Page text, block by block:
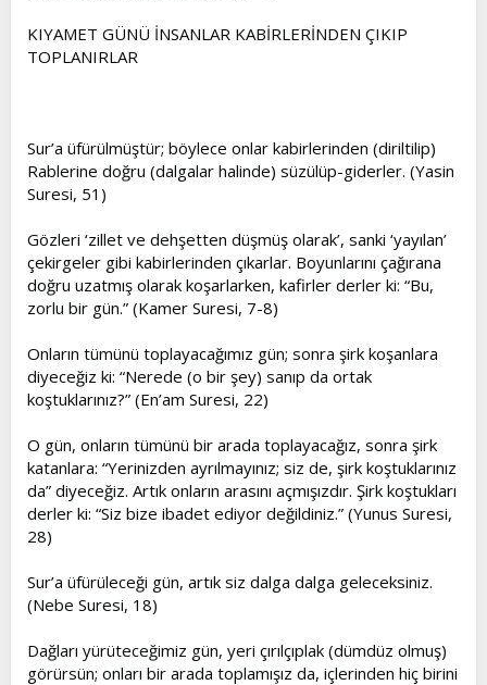
KIYAMET GÜNÜ İNSANLAR KABİRLERİNDEN ÇIKIP
TOPLANIRLAR
Sur’a üfürülmüştür; böylece onlar kabirlerinden (diriltilip)
Rablerine doğru (dalgalar halinde) süzülüp-giderler. (Yasin
Suresi, 51)
Gözleri ‘zillet ve dehşetten düşmüş olarak’, sanki ‘yayılan’
çekirgeler gibi kabirlerinden çıkarlar. Boyunlarını çağırana
doğru uzatmış olarak koşarlarken, kafirler derler ki: “Bu,
zorlu bir gün.” (Kamer Suresi, 7-8)
Onların tümünü toplayacağımız gün; sonra şirk koşanlara
diyeceğiz ki: “Nerede (o bir şey) sanıp da ortak
koştuklarınız?” (En’am Suresi, 22)
O gün, onların tümünü bir arada toplayacağız, sonra şirk
katanlara: “Yerinizden ayrılmayınız; siz de, şirk koştuklarınız
da” diyeceğiz. Artık onların arasını açmışızdır. Şirk koştukları
derler ki: “Siz bize ibadet ediyor değildiniz.” (Yunus Suresi,
28)
Sur’a üfürüleceği gün, artık siz dalga dalga geleceksiniz.
(Nebe Suresi, 18)
Dağları yürüteceğimiz gün, yeri çırılçıplak (dümdüz olmuş)
görürsün; onları bir arada toplamışız da, içlerinden hiç birini